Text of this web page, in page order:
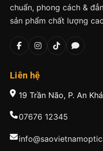
chuẩn, phong cách &
sản phẩm chất lượng
Liên hệ
19 Trần Não, P. An
07676 12345